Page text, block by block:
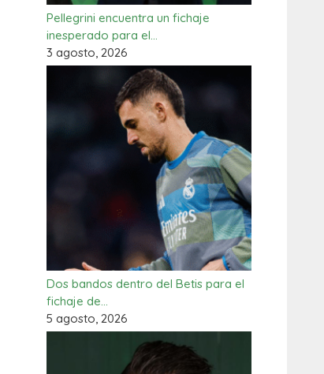
Pellegrini encuentra un fichaje
inesperado para el…
3 agosto, 2026
Dos bandos dentro del Betis para el
fichaje de…
5 agosto, 2026